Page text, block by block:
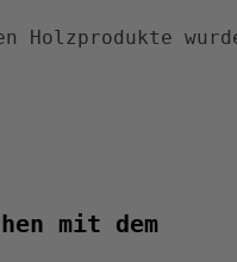
Holzprodukte
mit dem